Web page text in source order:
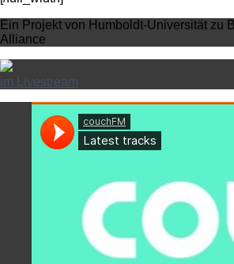
Ein Projekt von Humboldt-Universität zu
Alliance
im Livestream